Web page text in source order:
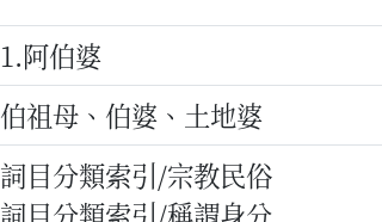
1.阿伯婆
伯祖母、伯婆、土地婆
詞目分類索引/宗教民俗
詞目分類索引/稱謂身分